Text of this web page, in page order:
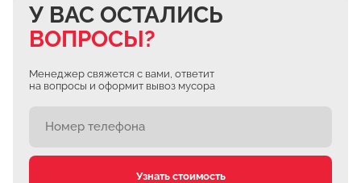
У ВАС ОСТАЛИСЬ
ВОПРОСЫ?
Менеджер свяжется с вами, ответит
на вопросы и оформит вывоз мусора
Узнать стоимость